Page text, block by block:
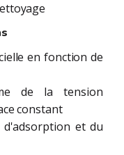
en fonction de
de la tension
constant
et du